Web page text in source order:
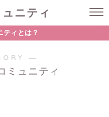
ニティ
ティとは？
―
ミュニティ